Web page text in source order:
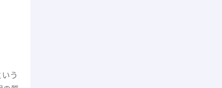
う